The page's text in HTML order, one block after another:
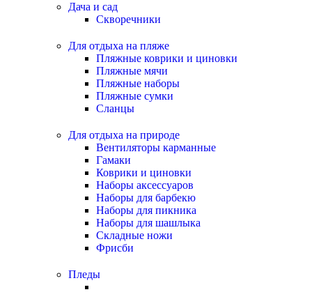
Дача и сад
Скворечники
Для отдыха на пляже
Пляжные коврики и циновки
Пляжные мячи
Пляжные наборы
Пляжные сумки
Сланцы
Для отдыха на природе
Вентиляторы карманные
Гамаки
Коврики и циновки
Наборы аксессуаров
Наборы для барбекю
Наборы для пикника
Наборы для шашлыка
Складные ножи
Фрисби
Пледы